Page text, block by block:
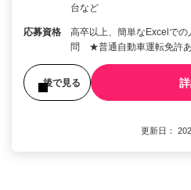
台など
応募資格
高卒以上、簡単なExcelで
問 ★普通自動車運転免許
後で見る
更新日：